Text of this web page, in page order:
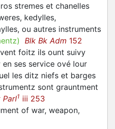
stremes et chanelles
kedylles,
ou autres instruments
) Blk Bk Adm 152
foitz ils ount suivy
ses service ové lour
les ditz niefs et barges
sont grauntment
Parl1 iii 253
of war, weapon,